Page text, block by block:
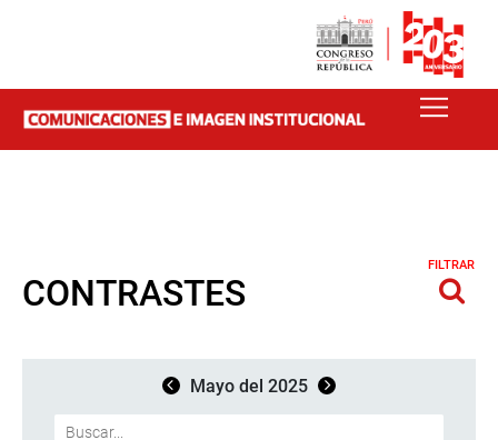
CONTRASTES
FILTRAR
Mayo del 2025